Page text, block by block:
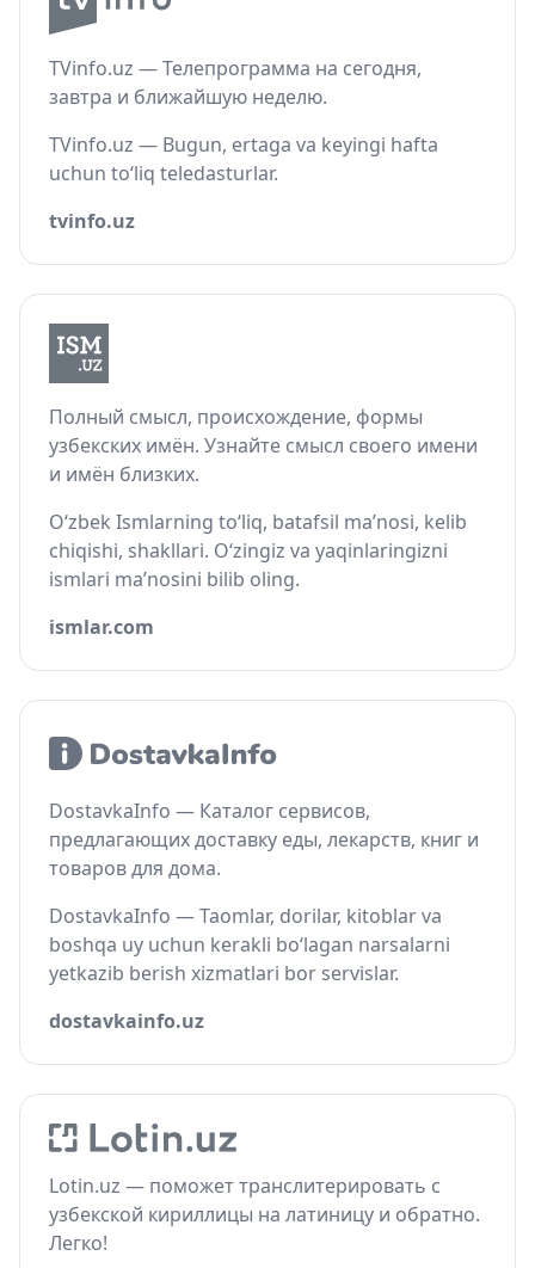
TVinfo.uz — Телепрограмма на сегодня,
завтра и ближайшую неделю.
TVinfo.uz — Bugun, ertaga va keyingi hafta
uchun to‘liq teledasturlar.
tvinfo.uz
Полный смысл, происхождение, формы
узбекских имён. Узнайте смысл своего имени
и имён близких.
O‘zbek Ismlarning to‘liq, batafsil ma’nosi, kelib
chiqishi, shakllari. O‘zingiz va yaqinlaringizni
ismlari ma’nosini bilib oling.
ismlar.com
DostavkaInfo — Каталог сервисов,
предлагающих доставку еды, лекарств, книг и
товаров для дома.
DostavkaInfo — Taomlar, dorilar, kitoblar va
boshqa uy uchun kerakli bo‘lagan narsalarni
yetkazib berish xizmatlari bor servislar.
dostavkainfo.uz
Lotin.uz — поможет транслитерировать с
узбекской кириллицы на латиницу и обратно.
Легко!